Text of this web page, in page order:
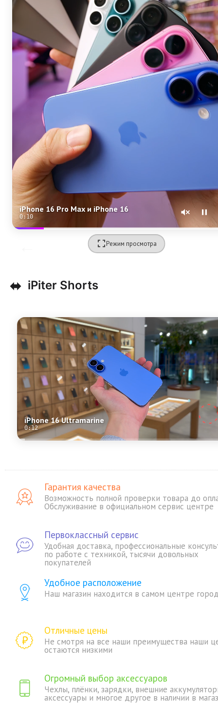
iPhone 16 Pro Max и iPhone 16
0:09
Режим просмотра
⬌ iPiter Shorts
iPhone 16 Ultramarine
0:12
Гарантия качества
Возможность полной проверки товара до
Обслуживание в официальном сервис центре
Первоклассный сервис
Удобная доставка, профессиональные
по работе с техникой, тысячи довольных
покупателей
Удобное расположение
Наш магазин находится в самом центре
Отличные цены
Не смотря на все наши преимущества наши
остаются низкими
Огромный выбор аксессуаров
Чехлы, плёнки, зарядки, внешние
аксессуары и многое другое в наличии в